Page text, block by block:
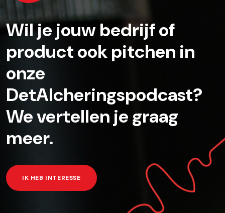
Wil je jouw bedrijf of
product ook pitchen in
onze
DetAIcheringspodcast?
We vertellen je graag
meer.
IK HEB INTERESSE